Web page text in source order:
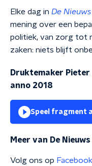
Elke dag in De
mening over een
politiek, van zorg tot
zaken: niets blijft
Druktemaker
anno 2018
Speel fragment
Meer van De Nieuws
Volg ons op Facebook